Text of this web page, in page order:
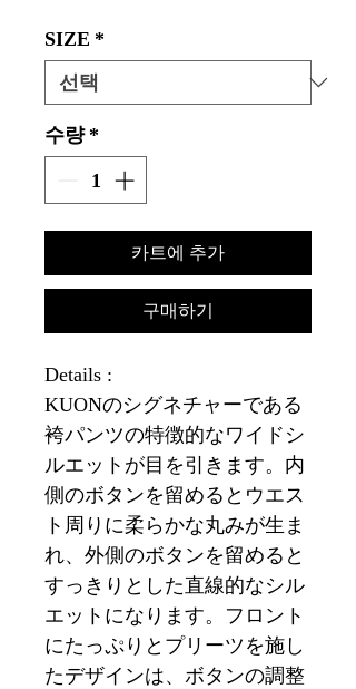
SIZE *
수량 *
카트에 추가
구매하기
Details :
KUONのシグネチャーである
袴パンツの特徴的なワイドシ
ルエットが目を引きます。内
側のボタンを留めるとウエス
ト周りに柔らかな丸みが生ま
れ、外側のボタンを留めると
すっきりとした直線的なシル
エットになります。フロント
にたっぷりとプリーツを施し
たデザインは、ボタンの調整